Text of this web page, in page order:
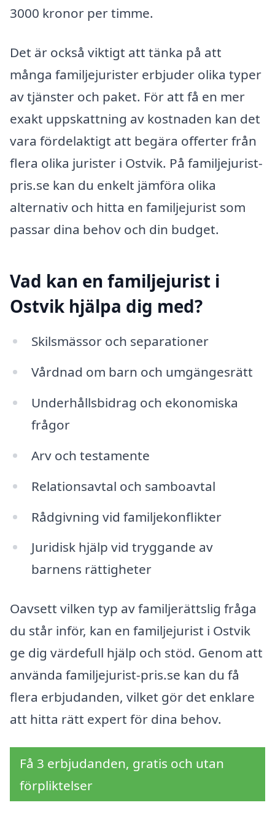
3000 kronor per timme.
Det är också viktigt att tänka på att
många familjejurister erbjuder olika typer
av tjänster och paket. För att få en mer
exakt uppskattning av kostnaden kan det
vara fördelaktigt att begära offerter från
flera olika jurister i Ostvik. På familjejurist-
pris.se kan du enkelt jämföra olika
alternativ och hitta en familjejurist som
passar dina behov och din budget.
Vad kan en familjejurist i
Ostvik hjälpa dig med?
Skilsmässor och separationer
Vårdnad om barn och umgängesrätt
Underhållsbidrag och ekonomiska
frågor
Arv och testamente
Relationsavtal och samboavtal
Rådgivning vid familjekonflikter
Juridisk hjälp vid tryggande av
barnens rättigheter
Oavsett vilken typ av familjerättslig fråga
du står inför, kan en familjejurist i Ostvik
ge dig värdefull hjälp och stöd. Genom att
använda familjejurist-pris.se kan du få
flera erbjudanden, vilket gör det enklare
att hitta rätt expert för dina behov.
Få 3 erbjudanden, gratis och utan
förpliktelser